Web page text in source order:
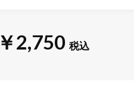
￥2,750